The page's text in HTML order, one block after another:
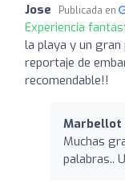
Jose Publicada en
Experiencia
la playa y un
reportaje de
recomendable!!
Muchas
palabras..